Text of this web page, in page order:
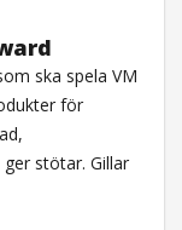
ska spela VM
för
stötar. Gillar